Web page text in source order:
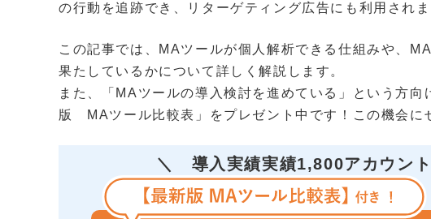
の行動を追跡でき、リターゲティング広告にも利用されま
この記事では、MAツールが個人解析できる仕組みや、
果たしているかについて詳しく解説します。
また、「MAツールの導入検討を進めている」という方
版 MAツール比較表」をプレゼント中です！この機会に
＼ 導入実績実績1,800アカウン